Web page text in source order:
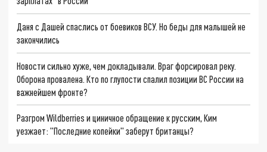
Даня с Дашей спаслись от боевиков ВСУ. Но беды для малышей не
закончились
Новости сильно хуже, чем докладывали. Враг форсировал реку.
Оборона провалена. Кто по глупости спалил позиции ВС России на
важнейшем фронте?
Разгром Wildberries и циничное обращение к русским, Ким
уезжает: "Последние копейки" заберут британцы?